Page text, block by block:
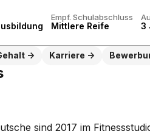
Empf. Schulabschluss
Mittlere Reife 3
Karriere
sind 2017 im